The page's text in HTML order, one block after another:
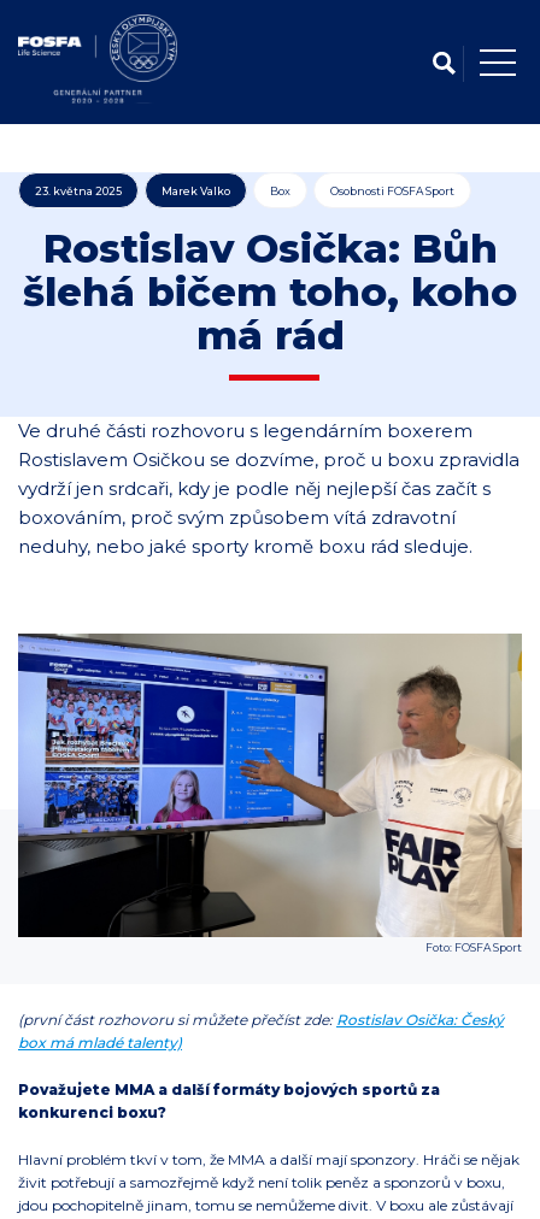
23. května 2025 Marek Valko Box Osobnosti FOSFA Sport
Rostislav Osička: Bůh
šlehá bičem toho, koho
má rád
Ve druhé části rozhovoru s legendárním boxerem
Rostislavem Osičkou se dozvíme, proč u boxu zpravidla
vydrží jen srdcaři, kdy je podle něj nejlepší čas začít s
boxováním, proč svým způsobem vítá zdravotní
neduhy, nebo jaké sporty kromě boxu rád sleduje.
Foto: FOSFA Sport
(první část rozhovoru si můžete přečíst zde: Rostislav Osička: Český
box má mladé talenty)
Považujete MMA a další formáty bojových sportů za
konkurenci boxu?
Hlavní problém tkví v tom, že MMA a další mají sponzory. Hráči se nějak
živit potřebují a samozřejmě když není tolik peněz a sponzorů v boxu,
jdou pochopitelně jinam, tomu se nemůžeme divit. V boxu ale zůstávají